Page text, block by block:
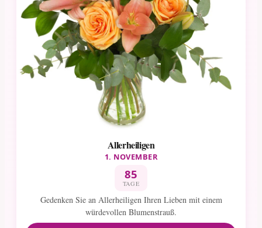
Allerheiligen
1. NOVEMBER
85
TAGE
Gedenken Sie an Allerheiligen Ihren Lieben mit einem
würdevollen Blumenstrauß.